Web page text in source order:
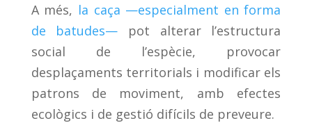
A més, la caça —especialment en forma
de batudes— pot alterar l’estructura
social de l’espècie, provocar
desplaçaments territorials i modificar els
patrons de moviment, amb efectes
ecològics i de gestió difícils de preveure.